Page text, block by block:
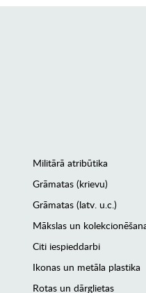
Militārā atribūtika
Grāmatas (krievu)
Grāmatas (latv. u.c.)
Mākslas un
Citi iespieddarbi
Ikonas un metāla plastika
Rotas un dārglietas